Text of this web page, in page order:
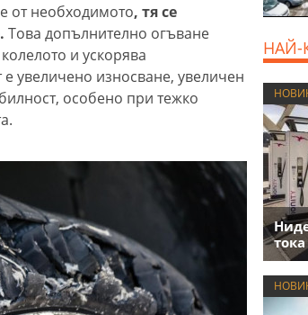
от необходимото, тя се
Това допълнително огъване
и ускорява
увеличено износване, увеличен
особено при тежко
НАЙ-